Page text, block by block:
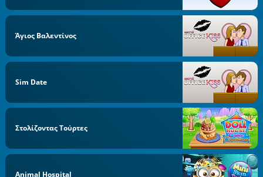
Άγιος Βαλεντίνος
Sim Date
Στολίζοντας Τούρτες
Animal Hospital